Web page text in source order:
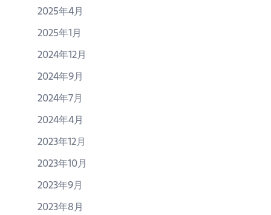
2025年4月
2025年1月
2024年12月
2024年9月
2024年7月
2024年4月
2023年12月
2023年10月
2023年9月
2023年8月